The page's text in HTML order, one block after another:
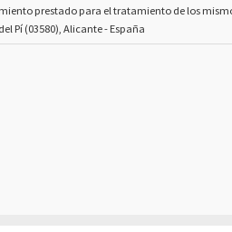
prestado para el tratamiento de los
Pí (03580), Alicante - España